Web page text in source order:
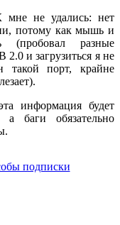
мне не удались: нет
потому как мышь и
(пробовал разные
и загрузиться я не
такой порт, крайне
информация будет
а баги обязательно
подписки